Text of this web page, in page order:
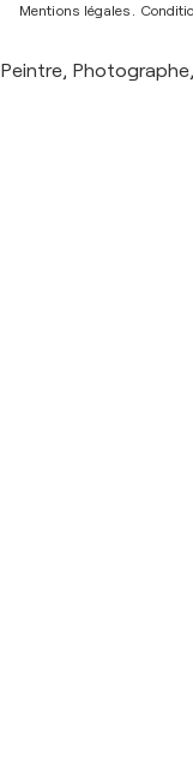
Mentions légales.
Peintre,